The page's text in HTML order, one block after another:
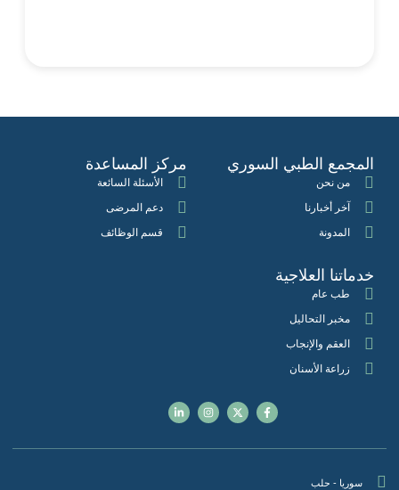
المجمع الطبي السوري
من نحن
آخر أخبارنا
المدونة
مركز المساعدة
الأسئلة السائعة
دعم المرضى
قسم الوظائف
خدماتنا العلاجية
طب عام
مخبر التحاليل
العقم والإنجاب
زراعة الأسنان
سوريا - حلب